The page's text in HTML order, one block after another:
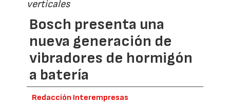
verticales
Bosch presenta una
nueva generación de
vibradores de hormigón
a batería
Redacción Interempresas